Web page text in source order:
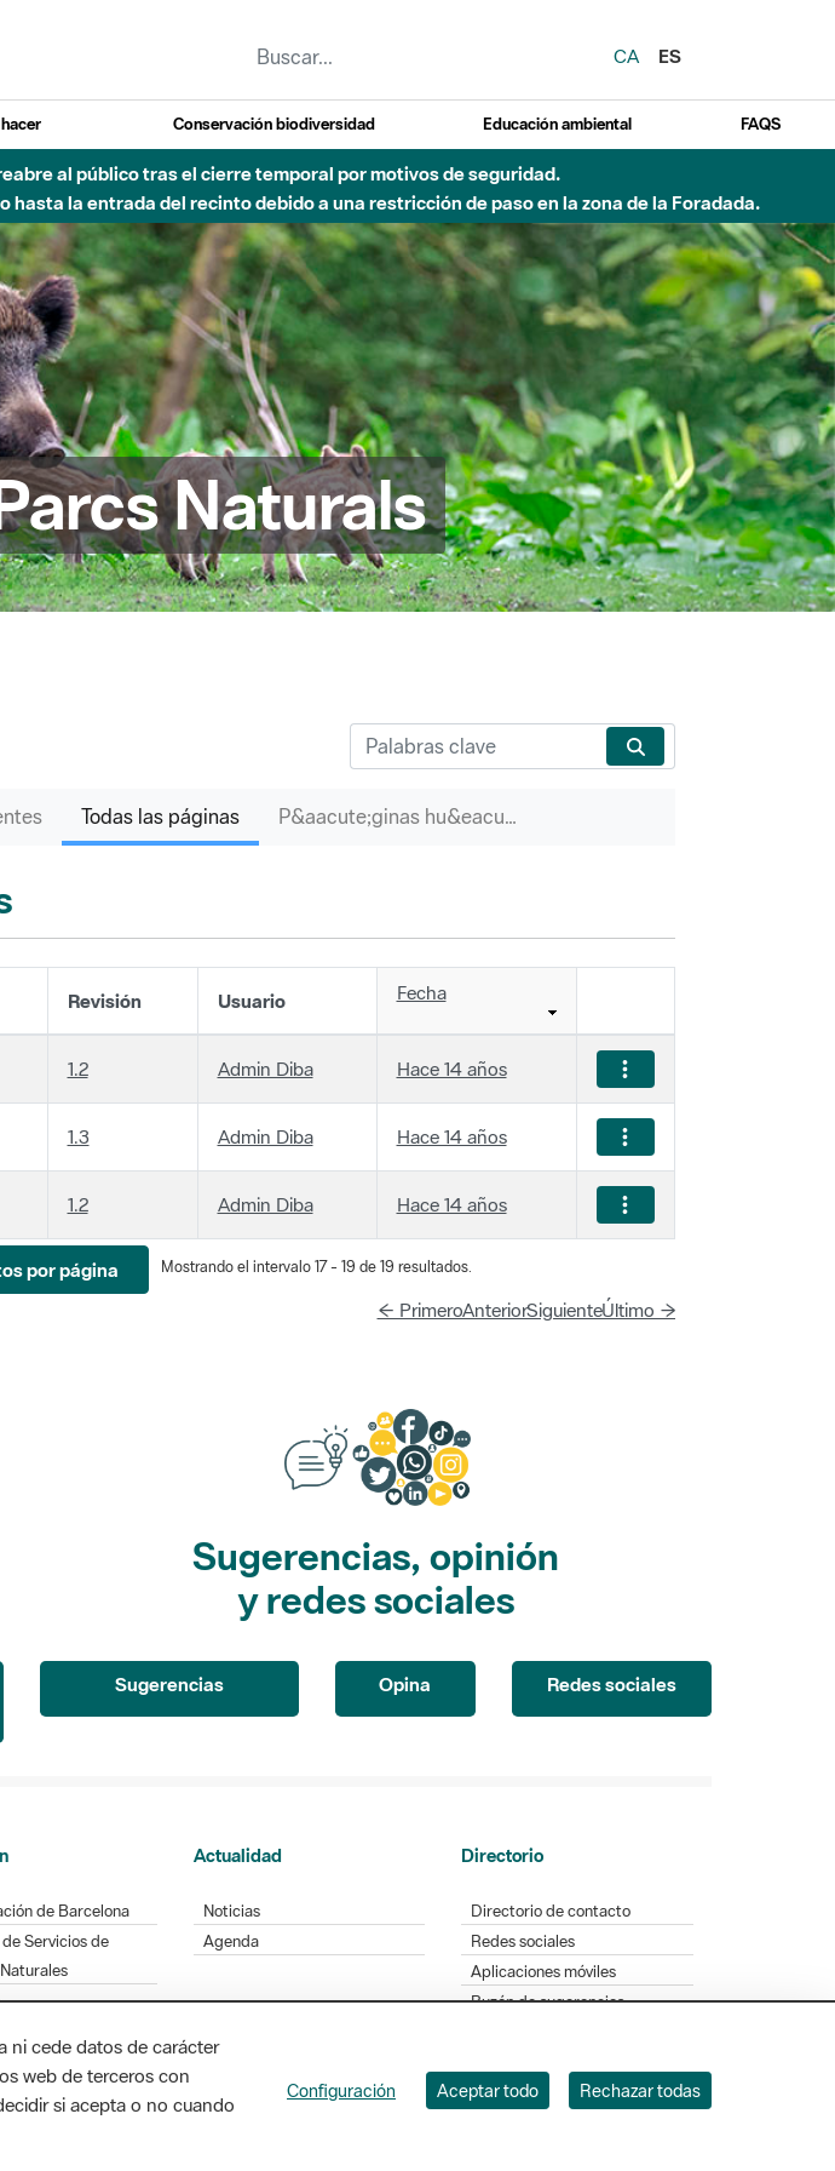
CA
ES
Conservación biodiversidad Educación ambiental FAQS
al público tras el cierre temporal por motivos de seguridad.
la entrada del recinto debido a una restricción de paso en la zona de la Foradada.
Naturals
Todas las páginas P&aacute;ginas hu&eacute;rfanas
Revisión Usuario Fecha
1.2 Admin Diba Hace 14 años
1.3 Admin Diba Hace 14 años
1.2 Admin Diba Hace 14 años
por página Mostrando el intervalo 17 - 19 de 19 resultados.
← PrimeroAnteriorSiguienteÚltimo →
Sugerencias, opinión
y redes sociales
Sugerencias Opina Redes sociales
de Barcelona
Servicios de
Actualidad
Noticias
Agenda
Directorio
Directorio de contacto
Redes sociales
Aplicaciones móviles
Buzón de sugerencias
de Barcelona. Edifici Llacuna, 1a planta. Badajoz, 49. 08005 Barcelona. Tel. 934 022 428
ni cede datos de carácter
web de terceros con
si acepta o no cuando
Configuración Aceptar todo Rechazar todas